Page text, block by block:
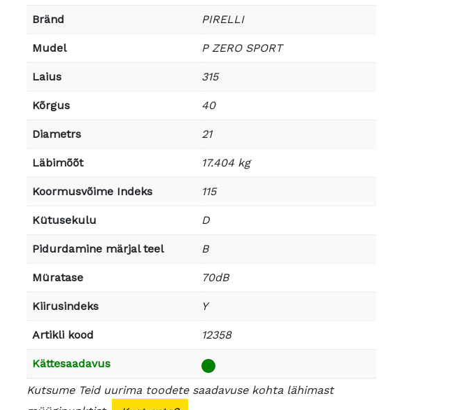
Bränd PIRELLI
Mudel P ZERO SPORT
Laius 315
Kõrgus 40
Diametrs 21
Läbimõõt 17.404 kg
Koormusvõime Indeks 115
Kütusekulu D
Pidurdamine märjal teel B
Müratase 70dB
Kiirusindeks Y
Artikli kood 12358
Kättesaadavus
Kutsume Teid uurima toodete saadavuse kohta lähimast